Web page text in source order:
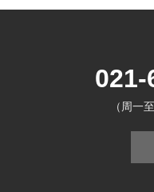
021-
（周一